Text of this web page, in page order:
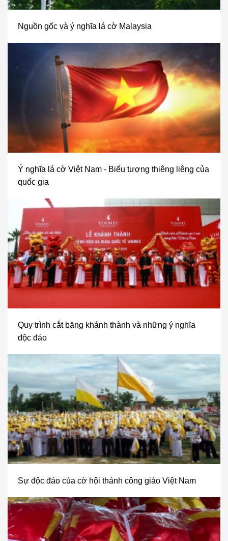
Nguồn gốc và ý nghĩa lá cờ Malaysia
Ý nghĩa lá cờ Việt Nam - Biểu tượng thiêng liêng của
quốc gia
Quy trình cắt băng khánh thành và những ý nghĩa
độc đáo
Sự độc đáo của cờ hội thánh công giáo Việt Nam